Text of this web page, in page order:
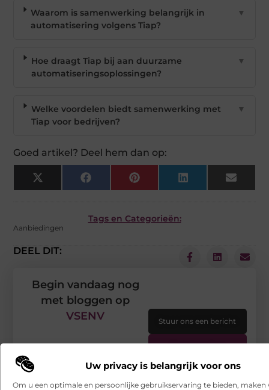
Uw privacy is belangrijk voor ons
Om u een optimale en persoonlijke gebruikservaring te bieden, maken
Waarom is samenwerking belangrijk in
automatisering volgens Tiap?
▼
Hoe draagt Tiap bij aan duurzame
automatiseringsoplossingen?
▼
Welke voordelen biedt samenwerking met
Tiap voor bedrijven?
▼
Goed artikel? Deel hem dan op:
X
(Twitter)
Facebook Pinterest LinkedIn Email
Tags en Categorieën:
Aanbiedingen
DEEL DIT:
Begin vandaag nog
met bloggen op
VSENV
Stuur ons een bericht
Registreer hier